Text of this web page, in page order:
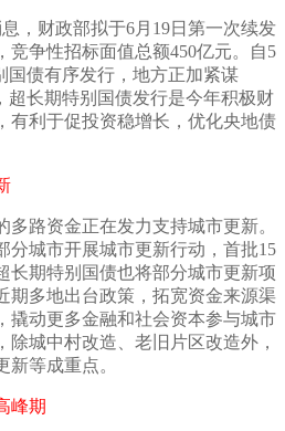
，财政部拟于6月19日第一次续发
竞争性招标面值总额450亿元。自5
国债有序发行，地方正加紧谋
超长期特别国债发行是今年积极财
有利于促投资稳增长，优化央地债
多路资金正在发力支持城市更新。
分城市开展城市更新行动，首批15
长期特别国债也将部分城市更新项
期多地出台政策，拓宽资金来源渠
撬动更多金融和社会资本参与城市
城中村改造、老旧片区改造外，
等成重点。
峰期